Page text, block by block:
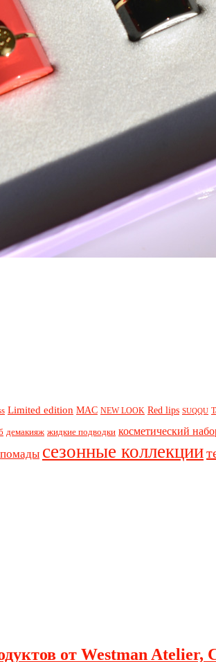
Limited edition MAC NEW LOOK Red lips SUQQU
демакияж жидкие подводки косметический
помады сезонные коллекции
от Westman Atelier,